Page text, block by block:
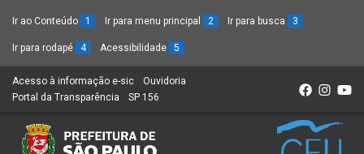
Ir ao Conteúdo 1 Ir para menu principal 2 Ir para busca 3
Ir para rodapé 4 Acessibilidade 5
Acesso à informação e-sic (Link
para
novo
sítio)
Ouvidoria
Portal da Transparência (Link
um
novo
SP 156